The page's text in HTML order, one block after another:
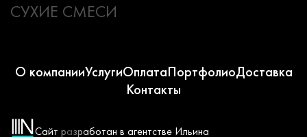
СУХИЕ СМЕСИ
О компанииУслугиОплатаПортфолиоДоставка
Контакты
Сайт разработан в агентстве Ильина